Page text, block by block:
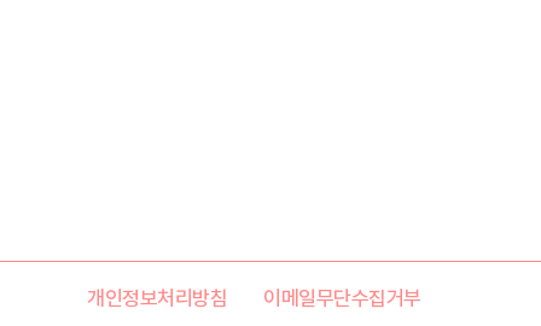
개인정보처리방침 이메일무단수집거부